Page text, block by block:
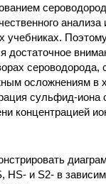
учебниках.
достаточное
сероводорода,
осложнениям в
сульфид-иона
концентрацией
HS- и S2- в